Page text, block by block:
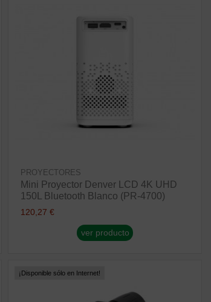
PROYECTORES
Mini Proyector Denver LCD 4K UHD
150L Bluetooth Blanco (PR-4700)
120,27 €
ver producto
¡Disponible sólo en Internet!